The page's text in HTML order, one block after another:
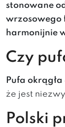
stonowane
wrzosowego
harmonijnie
Czy
Pufa okrągła
że jest
Polski